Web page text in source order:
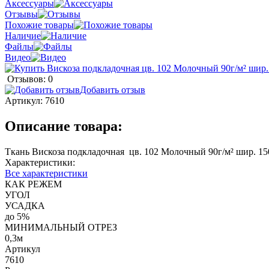
Аксессуары
Отзывы
Похожие товары
Наличие
Файлы
Видео
Отзывов: 0
Добавить отзыв
Артикул: 7610
Описание товара:
Ткань Вискоза подкладочная цв. 102 Молочный 90г/м² шир.
Характеристики:
Все характеристики
КАК РЕЖЕМ
УГОЛ
УСАДКА
до 5%
МИНИМАЛЬНЫЙ ОТРЕЗ
0,3м
Артикул
7610